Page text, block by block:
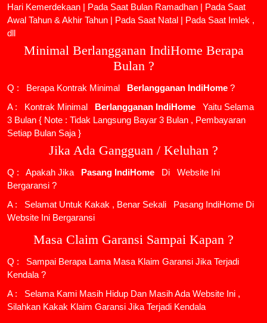
Hari Kemerdekaan | Pada Saat Bulan Ramadhan | Pada Saat
Awal Tahun & Akhir Tahun | Pada Saat Natal | Pada Saat Imlek ,
dll
Minimal Berlangganan IndiHome Berapa
Bulan ?
Q : Berapa Kontrak Minimal Berlangganan IndiHome ?
A : Kontrak Minimal
Berlangganan IndiHome
Yaitu Selama
3 Bulan { Note : Tidak Langsung Bayar 3 Bulan , Pembayaran
Setiap Bulan Saja }
Jika Ada Gangguan / Keluhan ?
Q : Apakah Jika Pasang IndiHome Di
Website Ini
Bergaransi ?
A : Selamat Untuk Kakak , Benar Sekali
Pasang IndiHome Di
Website Ini Bergaransi
Masa Claim Garansi Sampai Kapan ?
Q : Sampai Berapa Lama Masa Klaim Garansi Jika Terjadi
Kendala ?
A : Selama Kami Masih Hidup Dan Masih Ada Website Ini ,
Silahkan Kakak Klaim Garansi Jika Terjadi Kendala